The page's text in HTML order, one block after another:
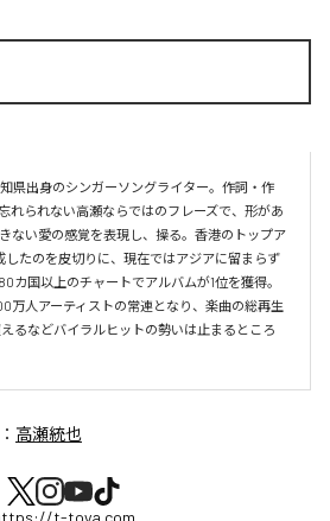
県出身のシンガーソングライター。作詞・作
れられない高瀬ならではのフレーズで、形があ
ない愛の感覚を表現し、操る。香港のトップア
したのを皮切りに、現在ではアジアに留まらず
カ国以上のチャートでアルバムが1位を獲得。
万人アーティストの常連となり、楽曲の総再生
るなどバイラルヒットの勢いは止まるところ
高瀬統也
t-toya.com